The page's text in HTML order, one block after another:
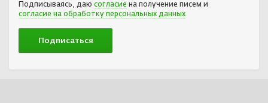
Подписываясь, даю согласие на получение писем и
согласие на обработку персональных данных